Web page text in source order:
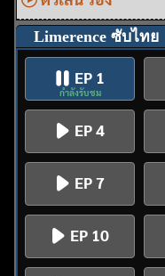
Limerence ซับไทย
EP 1
กำลังรับชม
EP 4
EP 7
EP 10